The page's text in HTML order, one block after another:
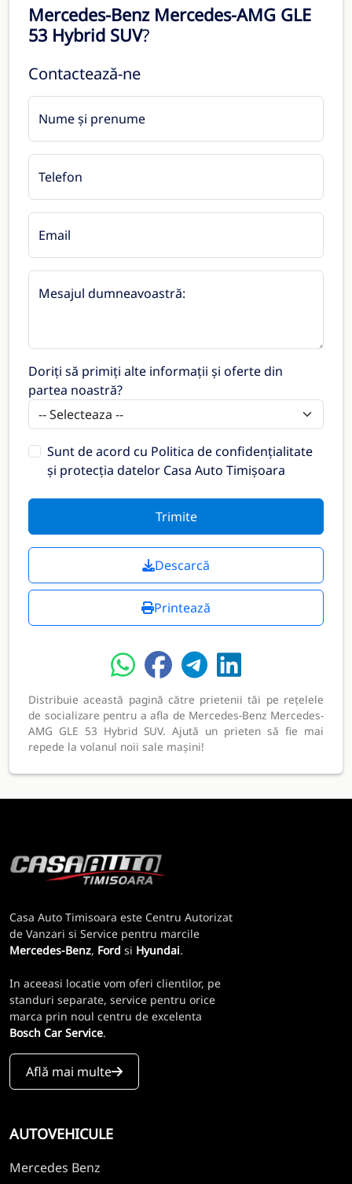
Mercedes-Benz Mercedes-AMG GLE
53 Hybrid SUV?
Contactează-ne
Nume și prenume
Telefon
Email
Mesajul dumneavoastră:
Doriți să primiți alte informații și oferte din
partea noastră?
Sunt de acord cu Politica de confidențialitate
și protecția datelor Casa Auto Timișoara
Trimite
Descarcă
Printează
Distribuie această pagină către prietenii tăi pe rețelele
de socializare pentru a afla de Mercedes-Benz Mercedes-
AMG GLE 53 Hybrid SUV. Ajută un prieten să fie mai
repede la volanul noii sale mașini!
Casa Auto Timisoara este Centru Autorizat
de Vanzari si Service pentru marcile
Mercedes-Benz, Ford si Hyundai.
In aceeasi locatie vom oferi clientilor, pe
standuri separate, service pentru orice
marca prin noul centru de excelenta
Bosch Car Service.
Află mai multe
AUTOVEHICULE
Mercedes Benz